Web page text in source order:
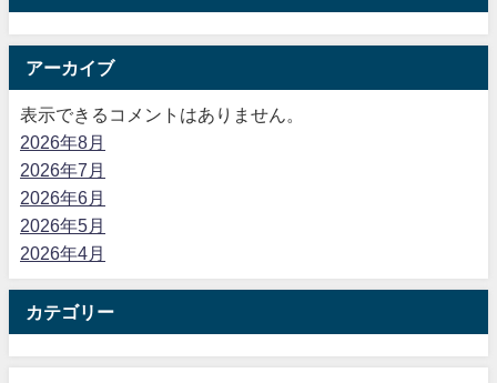
アーカイブ
表示できるコメントはありません。
2026年8月
2026年7月
2026年6月
2026年5月
2026年4月
カテゴリー